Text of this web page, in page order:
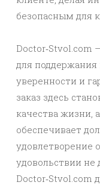
безопасным для
Doctor‑Stvol.com
для поддержания
уверенности и
заказ здесь
качества жизни,
обеспечивает
удовлетворение
удовольствии не
Doctor‑Stvol.com